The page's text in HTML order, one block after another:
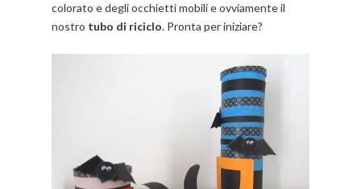
colorato e degli occhietti mobili e ovviamente il
nostro tubo di riciclo. Pronta per iniziare?